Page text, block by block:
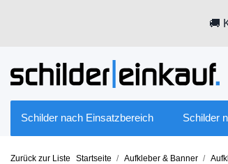
🚚
Schilder nach Einsatzbereich Schilder
Zurück zur Liste Startseite Aufkleber & Banner